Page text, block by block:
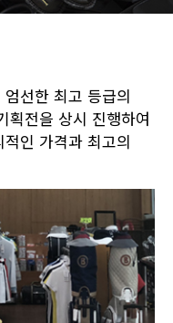
선한 최고 등급의
획전을 상시 진행하여
인 가격과 최고의